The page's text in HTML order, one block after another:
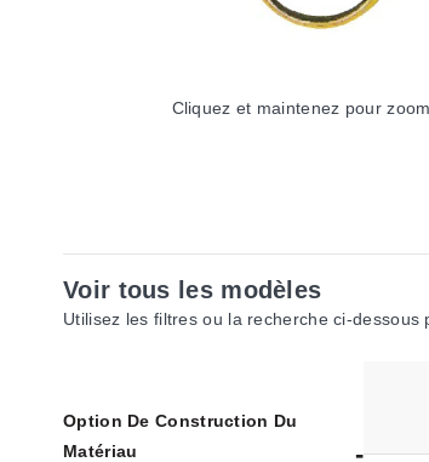
Cliquez et maintenez pour
Voir tous les modèles
Utilisez les filtres ou la recherche ci-dessous
Option De Construction Du
Matériau